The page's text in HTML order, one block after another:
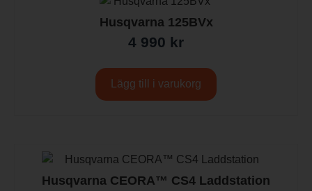
Husqvarna 125BVx
4 990 kr
Lägg till i varukorg
Husqvarna CEORA™ CS4 Laddstation